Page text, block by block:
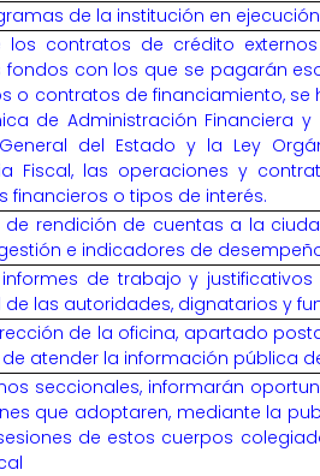
de la institución en
los contratos de crédito
fondos con los que se pagarán
o contratos de financiamiento,
de Administración Financiera
del Estado y la Ley
Fiscal, las operaciones y
financieros o tipos de interés.
de rendición de cuentas a la
e indicadores de
informes de trabajo y
de las autoridades, dignatarios y
de la oficina, apartado
atender la información pública
seccionales, informarán
que adoptaren, mediante la
de estos cuerpos